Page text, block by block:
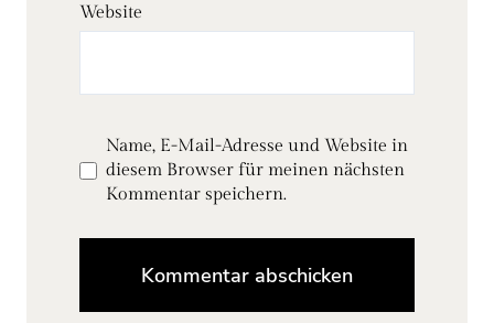
Website
Name, E-Mail-Adresse und Website in
diesem Browser für meinen nächsten
Kommentar speichern.